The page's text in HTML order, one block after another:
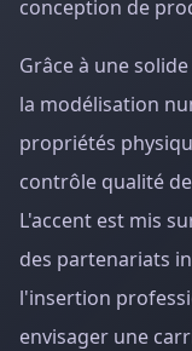
conception de
Grâce à une
la modélisation
propriétés
contrôle qualité
L'accent est mis
des partenariats
l'insertion
envisager une